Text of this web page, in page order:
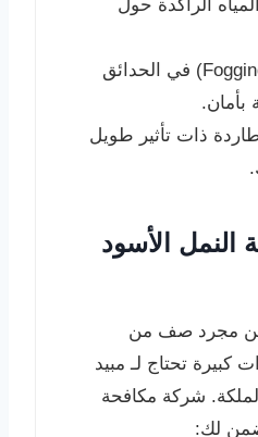
الراكدة حول
رش الضباب (Fogging) في الحدائق
بأمان.
ذات تأثير طويل
الأسود
من مجرد صف من
كبيرة تحتاج لـ مبيد
شركة مكافحة
لك: